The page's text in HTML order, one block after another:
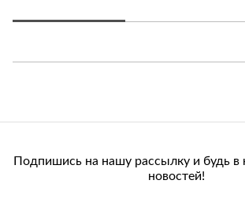
Подпишись на нашу рассылку и будь в
новостей!